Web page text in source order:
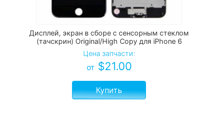
Дисплей, экран в сборе с сенсорным стеклом
(тачскрин) Original/High Copy для iPhone 6
Цена запчасти:
от $21.00
Купить